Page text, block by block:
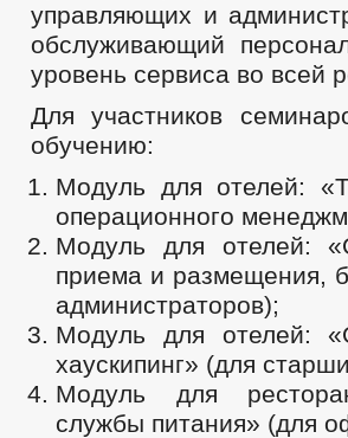
управляющих и
обслуживающий
уровень сервиса во всей
Для участников
обучению:
Модуль для отелей:
операционного
Модуль для отелей:
приема и размещения,
администраторов);
Модуль для отелей:
хаускипинг» (для
Модуль для
службы питания» (для